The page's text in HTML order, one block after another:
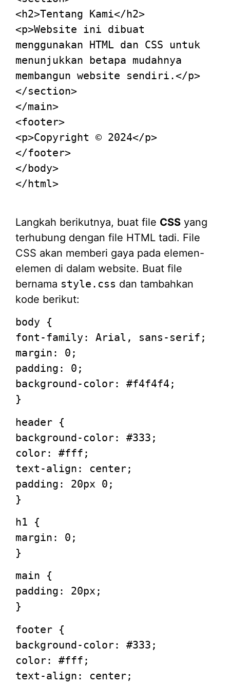
<h2>Tentang Kami</h2>
<p>Website ini dibuat
menggunakan HTML dan CSS untuk
menunjukkan betapa mudahnya
membangun website sendiri.</p>
</section>
</main>
<footer>
<p>Copyright © 2024</p>
</footer>
</body>
</html>
Langkah berikutnya, buat file CSS yang
terhubung dengan file HTML tadi. File
CSS akan memberi gaya pada elemen-
elemen di dalam website. Buat file
bernama style.css dan tambahkan
kode berikut:
body {
font-family : Arial, sans-serif;
margin : 0 ;
padding : 0 ;
background-color: #f4f4f4 ;
}
header {
background-color: #333 ;
color: #fff ;
text-align : center;
padding : 20px 0 ;
}
h1 {
margin : 0 ;
}
main {
padding : 20px ;
}
footer {
background-color: #333 ;
color: #fff ;
text-align : center;